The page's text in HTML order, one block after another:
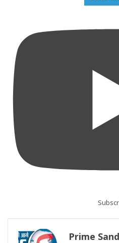
Prime